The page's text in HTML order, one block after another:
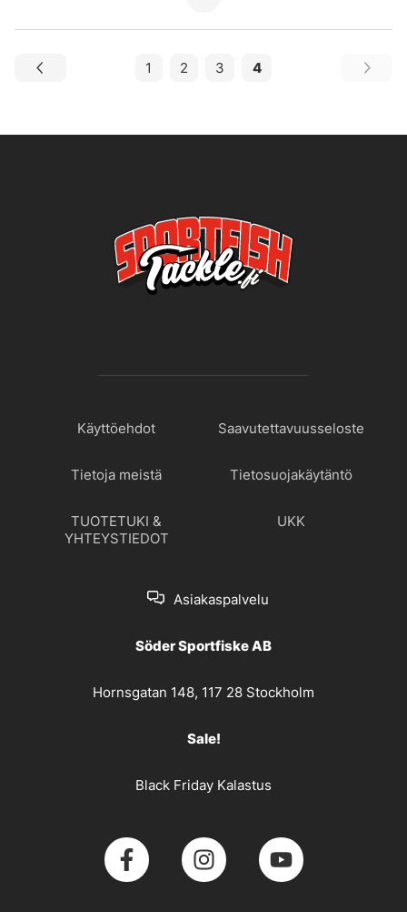
1 2 3 4
Käyttöehdot Saavutettavuusseloste
Tietoja meistä Tietosuojakäytäntö
TUOTETUKI &
YHTEYSTIEDOT
UKK
Asiakaspalvelu
Söder Sportfiske AB
Hornsgatan 148, 117 28 Stockholm
Sale!
Black Friday Kalastus